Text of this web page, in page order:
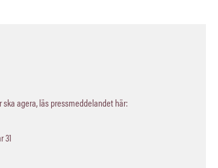
agera, läs pressmeddelandet här:
31